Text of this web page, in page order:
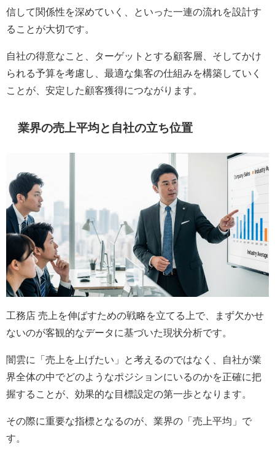
信して関係性を深めていく、といった一連の流れを設計す
ることが大切です。
自社の得意なこと、ターゲットとする顧客層、そしてかけ
られる予算を考慮し、最適な集客の仕組みを構築していく
ことが、安定した顧客獲得につながります。
業界の売上平均と自社の立ち位置
工務店 売上を伸ばすための戦略を立てる上で、まず欠かせ
ないのが客観的なデータに基づいた現状分析です。
闇雲に「売上を上げたい」と考えるのではなく、自社が業
界全体の中でどのようなポジションにいるのかを正確に把
握することが、効果的な目標設定の第一歩となります。
その際に重要な指標となるのが、業界の「売上平均」で
す。